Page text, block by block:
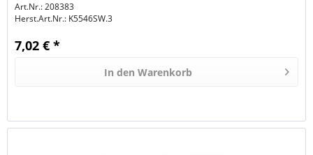
Art.Nr.: 208383
Herst.Art.Nr.: K5546SW.3
7,02 € *
In den Warenkorb